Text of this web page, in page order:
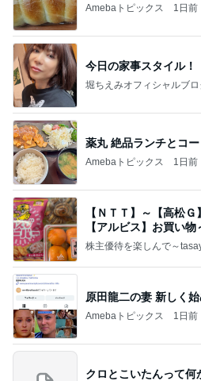
Amebaトピックス 1日前
今日の家事スタイル！
堀ちえみオフィシャルブ
薬丸 絶品ランチとコ
Amebaトピックス 1日前
【ＮＴＴ】～【高松
【アルビス】お買い物
株主優待を楽しんで～
原田龍二の妻 新しく
Amebaトピックス 1日前
クロとこいたんって何